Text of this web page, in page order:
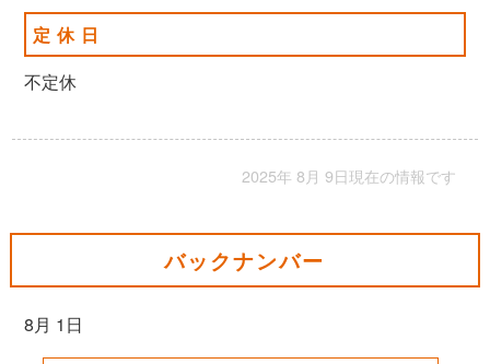
定休日
不定休
2025年 8月 9日現在の情報です
バックナンバー
8月 1日